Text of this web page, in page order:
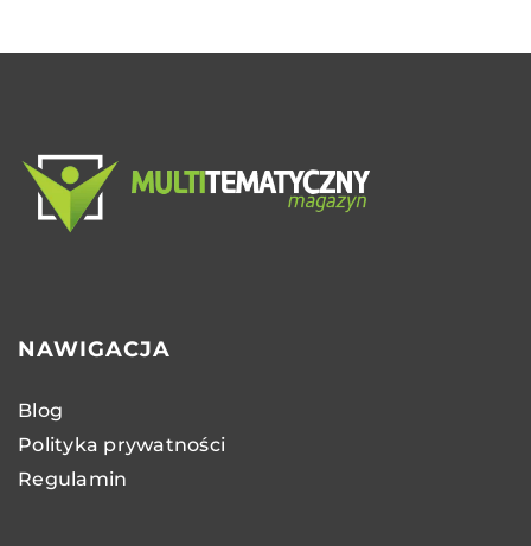
NAWIGACJA
Blog
Polityka prywatności
Regulamin